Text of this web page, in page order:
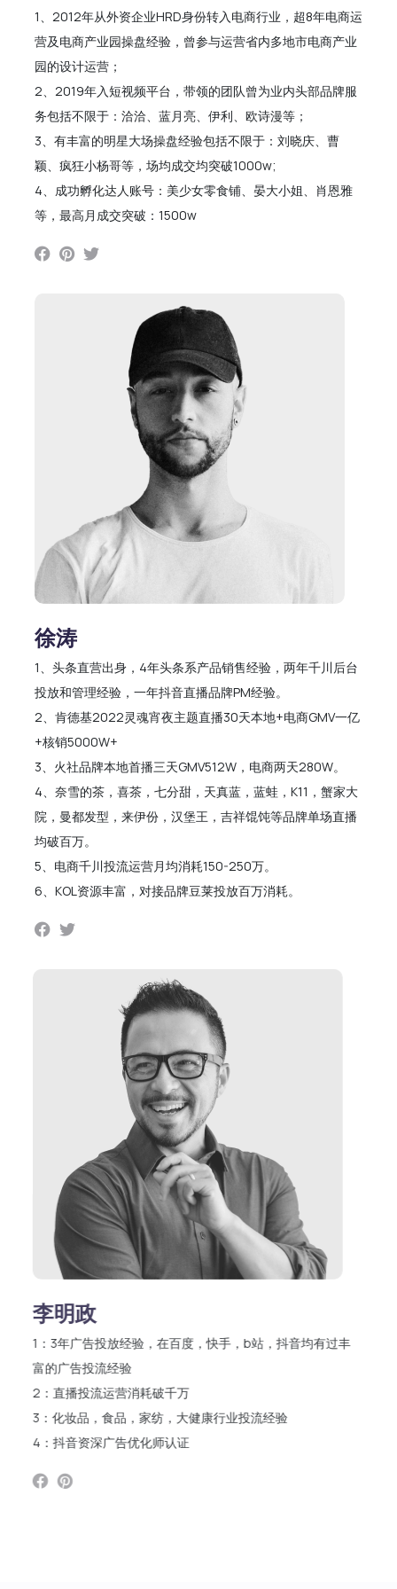
1、2012年从外资企业HRD身份转入电商行业，超8年电商运
营及电商产业园操盘经验，曾参与运营省内多地市电商产业
园的设计运营；
2、2019年入短视频平台，带领的团队曾为业内头部品牌服
务包括不限于：洽洽、蓝月亮、伊利、欧诗漫等；
3、有丰富的明星大场操盘经验包括不限于：刘晓庆、曹
颖、疯狂小杨哥等，场均成交均突破1000w;
4、成功孵化达人账号：美少女零食铺、晏大小姐、肖恩雅
等，最高月成交突破：1500w
徐涛
1、头条直营出身，4年头条系产品销售经验，两年千川后台
投放和管理经验，一年抖音直播品牌PM经验。
2、肯德基2022灵魂宵夜主题直播30天本地+电商GMV一亿
+核销5000W+
3、火社品牌本地首播三天GMV512W，电商两天280W。
4、奈雪的茶，喜茶，七分甜，天真蓝，蓝蛙，K11，蟹家大
院，曼都发型，来伊份，汉堡王，吉祥馄饨等品牌单场直播
均破百万。
5、电商千川投流运营月均消耗150-250万。
6、KOL资源丰富，对接品牌豆莱投放百万消耗。
李明政
1：3年广告投放经验，在百度，快手，b站，抖音均有过丰
富的广告投流经验
2：直播投流运营消耗破千万
3：化妆品，食品，家纺，大健康行业投流经验
4：抖音资深广告优化师认证